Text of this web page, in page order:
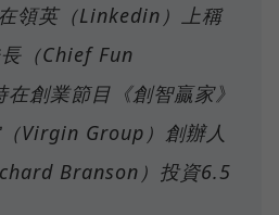
領英（Linkedin）上稱
（Chief Fun
創業節目《創智贏家》
Virgin Group）創辦人
Branson）投資6.5